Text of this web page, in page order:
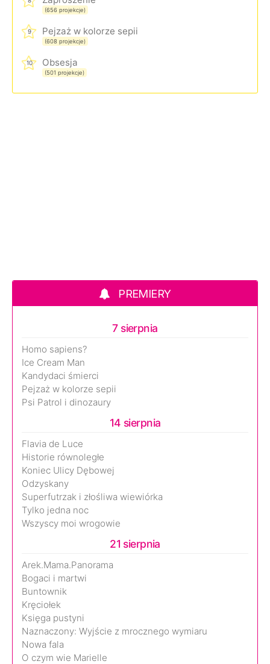
(656 projekcje)
9 Pejzaż w kolorze sepii
(608 projekcje)
10 Obsesja
(501 projekcje)
PREMIERY
7 sierpnia
Homo sapiens?
Ice Cream Man
Kandydaci śmierci
Pejzaż w kolorze sepii
Psi Patrol i dinozaury
14 sierpnia
Flavia de Luce
Historie równoległe
Koniec Ulicy Dębowej
Odzyskany
Superfutrzak i złośliwa wiewiórka
Tylko jedna noc
Wszyscy moi wrogowie
21 sierpnia
Arek.Mama.Panorama
Bogaci i martwi
Buntownik
Kręciołek
Księga pustyni
Naznaczony: Wyjście z mrocznego wymiaru
Nowa fala
O czym wie Marielle